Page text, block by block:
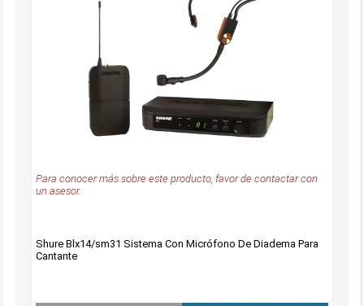
Para conocer más sobre este producto, favor de contactar con
un asesor.
Shure Blx14/sm31 Sistema Con Micrófono De Diadema Para
Cantante